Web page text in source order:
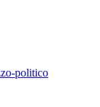
politico